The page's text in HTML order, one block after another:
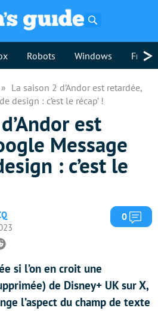
Robots Windows >
La saison 2 d’Andor est retardée,
design : c’est le récap’ !
est
Message
: c’est le
0
si l’on en croit une
de Disney+ UK sur X,
l’aspect du champ de texte